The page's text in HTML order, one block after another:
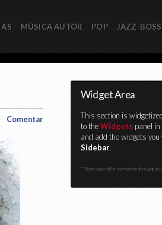
MÚSICA AUTOR POP JAZZ-
Comentar
Widget Area
This section is
to theWidgets panel
and add the widgets
Sidebar.
*This message will be overwritten after widgets